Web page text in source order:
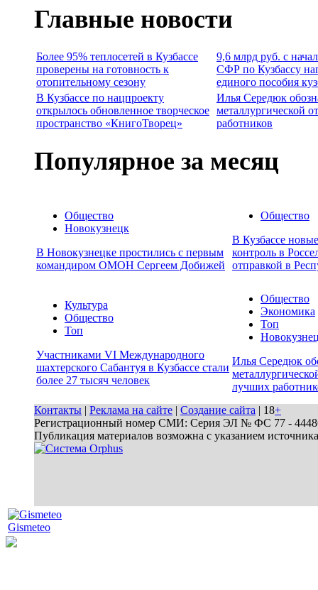
Главные новости
Более 95% теплосетей в Кузбассе
проверены на готовность к
отопительному сезону
9,6 млрд руб. с
СФР по Кузбассу
единого пособия
В Кузбассе по нацпроекту
открылось обновленное творческое
пространство «КнигоТворец»
Илья Середюк
металлургической
работников
Популярное за месяц
Общество
Новокузнецк
В Новокузнецке простились с первым
командиром ОМОН Сергеем Добижей
Общество
В Кузбассе
контроль в
отправкой в
Культура
Общество
Топ
Участниками VI Международного
шахтерского Сабантуя в Кузбассе стали
более 27 тысяч человек
Общество
Экономика
Топ
Илья Середюк
лучших
Контакты | Реклама на сайте | Создание сайта | 18+
Регистрационный номер СМИ: Серия ЭЛ № ФС 77 - 44486
Публикация материалов возможна с указанием
Gismeteo